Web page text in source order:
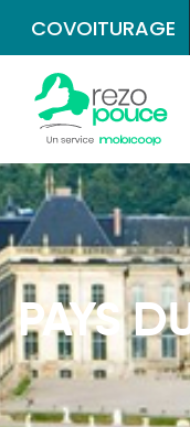
COVOITURAGE
PAYS